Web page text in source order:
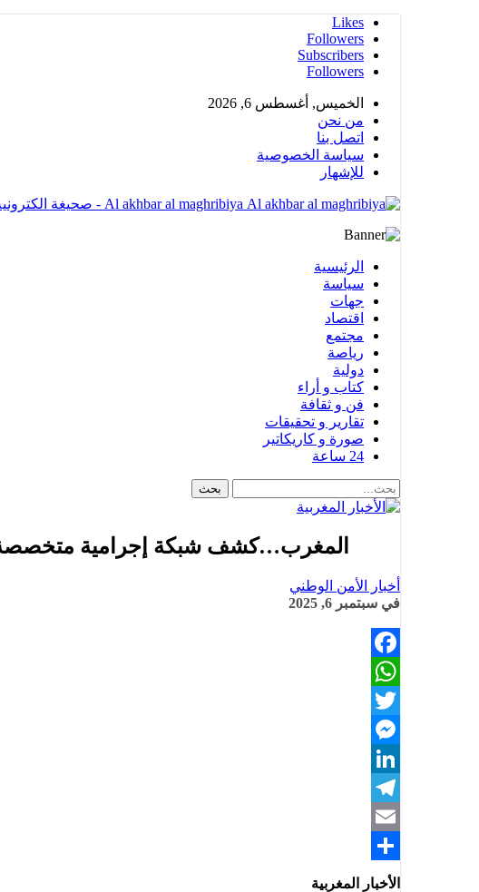
Likes
Followers
Subscribers
Followers
الخميس, أغسطس 6, 2026
من نحن
اتصل بنا
سياسة الخصوصية
للإشهار
Al akhbar al maghribiya - صحيغة الكترونية مهتمة بشؤون المملكة المغربية تضم عدة أقسام متنوعة
الرئيسية
سياسة
جهات
اقتصاد
مجتمع
رياصة
دولية
كتاب و أراء
فن و ثقافة
تقارير و تحقيقات
صورة و كاريكاتير
24 ساعة
المغرب…كشف شبكة إجرامية متخصصة
أخبار الأمن الوطني
في سبتمبر 6, 2025
Facebook
WhatsApp
Twitter
Messenger
LinkedIn
Telegram
Email
Share
الأخبار المغربية